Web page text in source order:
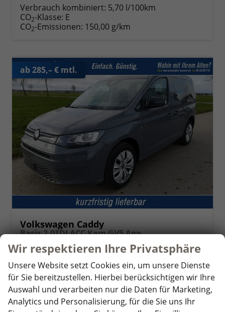
Verbrauch kombiniert: 5,70 l/100km
CO2-Klasse: E
CO2-Emissionen: 150,00 g/km
ab 285,– € mtl.
Volkswagen Caddy
Basis 2.0TDI ACC Kam GV5 App
unverbindliche Lieferzeit: 14 Tage Fahrzeug mit Tageszulassung
Fahrzeugnr. 357548 GetriebeSchaltgetriebe
Kraftstoff Diesel Außenfarbe Puregrey
Leistung 75 kW (102 PS) Kilometerstand 10 km
01.05.2026
Wir respektieren Ihre Privatsphäre
Unsere Website setzt Cookies ein, um unsere Dienste
für Sie bereitzustellen. Hierbei berücksichtigen wir Ihre
Auswahl und verarbeiten nur die Daten für Marketing,
Analytics und Personalisierung, für die Sie uns Ihr